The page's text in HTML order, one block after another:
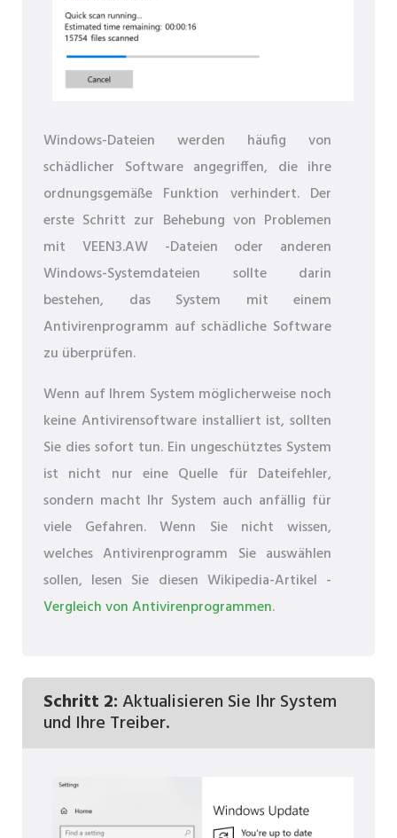
Windows-Dateien werden häufig von
schädlicher Software angegriffen, die ihre
ordnungsgemäße Funktion verhindert. Der
erste Schritt zur Behebung von Problemen
mit VEEN3.AW -Dateien oder anderen
Windows-Systemdateien sollte darin
bestehen, das System mit einem
Antivirenprogramm auf schädliche Software
zu überprüfen.
Wenn auf Ihrem System möglicherweise noch
keine Antivirensoftware installiert ist, sollten
Sie dies sofort tun. Ein ungeschütztes System
ist nicht nur eine Quelle für Dateifehler,
sondern macht Ihr System auch anfällig für
viele Gefahren. Wenn Sie nicht wissen,
welches Antivirenprogramm Sie auswählen
sollen, lesen Sie diesen Wikipedia-Artikel -
Vergleich von Antivirenprogrammen.
Schritt 2:Aktualisieren Sie Ihr System
und Ihre Treiber.